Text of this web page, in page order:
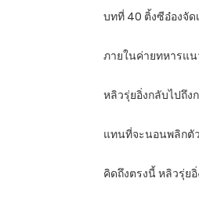
บทที่ 40 ติ้งซีอ๋องจัด
ภายในค่ายทหารแ
หลิวรุ่ยอิ่งกลับไปถึง
แทนที่จะนอนพลิกตั
คิดถึงตรงนี้ หลิวรุ่ย